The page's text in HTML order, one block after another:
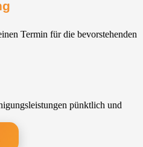
Termin für die bevorstehenden
pünktlich und